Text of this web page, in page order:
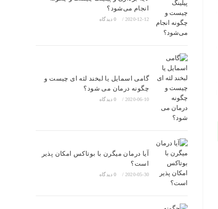
انجام می‌شود؟
2020-12-12
/ 0 دیدگاه
گامی اسمایل یا لبخند لثه ای چیست و
چگونه درمان می شود؟
2020-06-10
/ 0 دیدگاه
آیا درمان میگرن با بوتاکس امکان پذیر
است؟
2020-05-30
/ 0 دیدگاه